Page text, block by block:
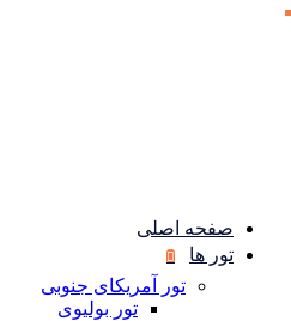
صفحه اصلی
تور ها
تور آمریکای جنوبی
تور بولیوی